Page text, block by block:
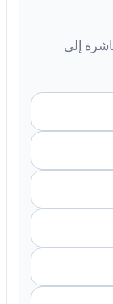
إلى